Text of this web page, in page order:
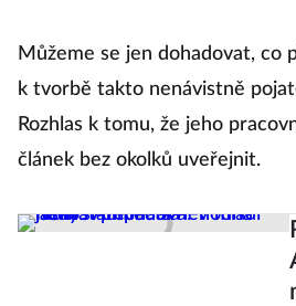
Můžeme se jen dohadovat, co
k tvorbě takto nenávistně
Rozhlas k tomu, že jeho
článek bez okolků uveřejnit.